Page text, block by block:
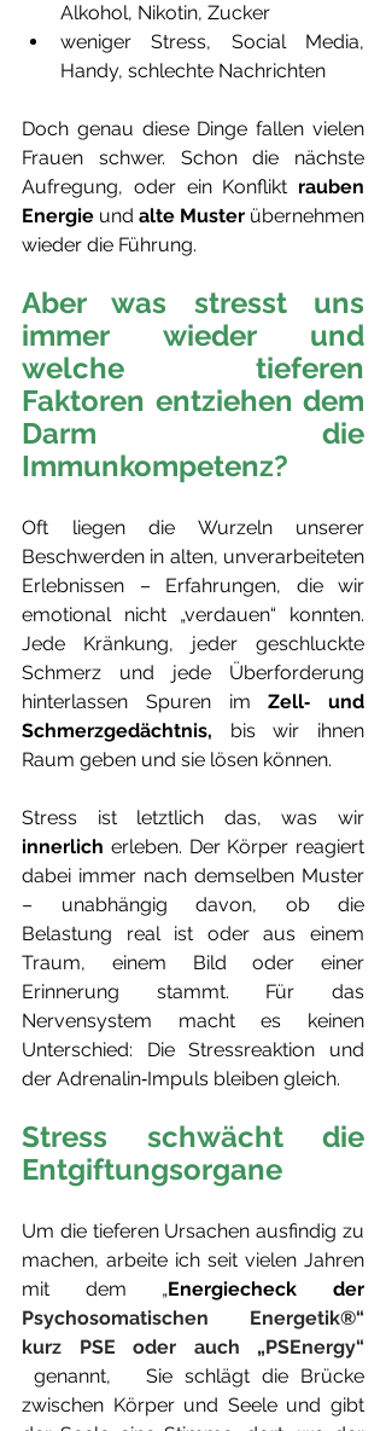
Alkohol, Nikotin, Zucker
weniger Stress, Social Media,
Handy, schlechte Nachrichten
Doch genau diese Dinge fallen vielen
Frauen schwer. Schon die nächste
Aufregung, oder ein Konflikt rauben
Energie und alte Muster übernehmen
wieder die Führung.
Aber was stresst uns
immer wieder und
welche tieferen
Faktoren entziehen dem
Darm die
Immunkompetenz?
Oft liegen die Wurzeln unserer
Beschwerden in alten, unverarbeiteten
Erlebnissen – Erfahrungen, die wir
emotional nicht „verdauen“ konnten.
Jede Kränkung, jeder geschluckte
Schmerz und jede Überforderung
hinterlassen Spuren im Zell‑ und
Schmerzgedächtnis, bis wir ihnen
Raum geben und sie lösen können.
innerlich erleben. Der Körper reagiert
dabei immer nach demselben Muster
– unabhängig davon, ob die
Belastung real ist oder aus einem
Traum, einem Bild oder einer
Erinnerung stammt. Für das
Nervensystem macht es keinen
Unterschied: Die Stressreaktion und
der Adrenalin‑Impuls bleiben gleich.
Stress schwächt die
Entgiftungsorgane
Um die tieferen Ursachen ausfindig zu
machen, arbeite ich seit vielen Jahren
mit dem „Energiecheck der
Psychosomatischen Energetik®“
kurz PSE oder auch „PSEnergy“
genannt,   Sie schlägt die Brücke
zwischen Körper und Seele und gibt